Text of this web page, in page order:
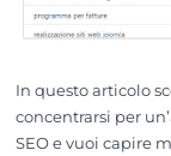
In questo articolo
concentrarsi per
SEO e vuoi capire